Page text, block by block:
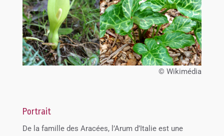
© Wikimédia
Portrait
De la famille des Aracées, l’Arum d’Italie est une